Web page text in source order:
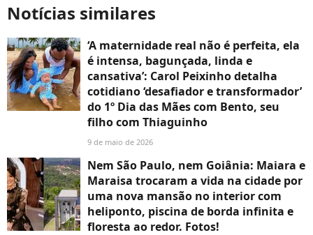
Notícias similares
‘A maternidade real não é perfeita, ela
é intensa, bagunçada, linda e
cansativa’: Carol Peixinho detalha
cotidiano ‘desafiador e transformador’
do 1º Dia das Mães com Bento, seu
filho com Thiaguinho
9 de maio de 2026
Nem São Paulo, nem Goiânia: Maiara e
Maraisa trocaram a vida na cidade por
uma nova mansão no interior com
heliponto, piscina de borda infinita e
floresta ao redor. Fotos!